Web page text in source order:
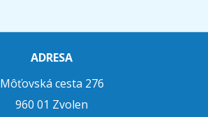
ADRESA
Môťovská cesta 276
960 01 Zvolen